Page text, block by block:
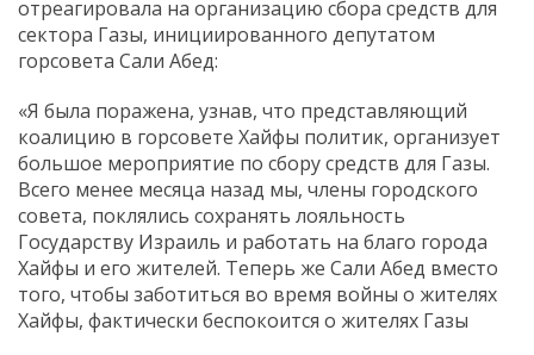
отреагировала на организацию сбора средств для
сектора Газы, инициированного депутатом
горсовета Сали Абед:
«Я была поражена, узнав, что представляющий
коалицию в горсовете Хайфы политик, организует
большое мероприятие по сбору средств для Газы.
Всего менее месяца назад мы, члены городского
совета, поклялись сохранять лояльность
Государству Израиль и работать на благо города
Хайфы и его жителей. Теперь же Сали Абед вместо
того, чтобы заботиться во время войны о жителях
Хайфы, фактически беспокоится о жителях Газы